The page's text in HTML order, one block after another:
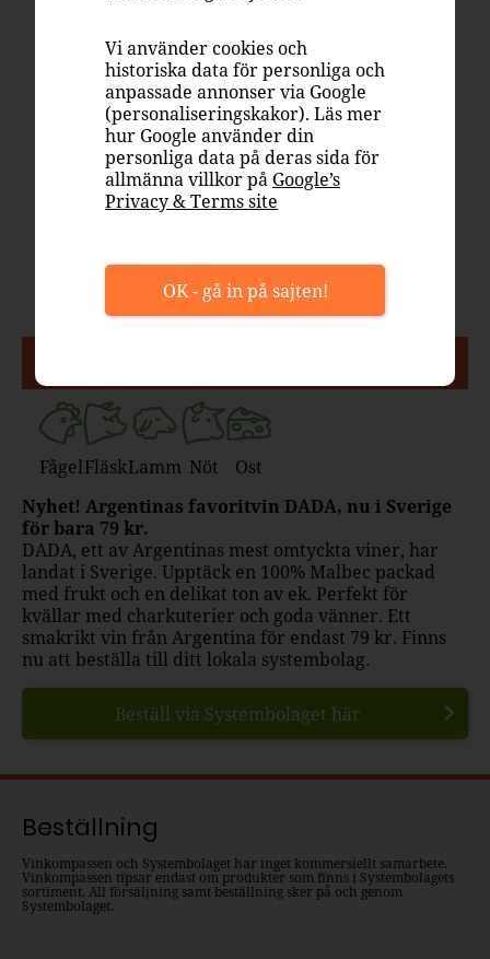
DADÁ #391
Flaska, 750 ml
Systembolaget
7076201
FågelFläskLamm Nöt
Ost
Nyhet! Argentinas favoritvin DADA, nu i Sverige
för bara 79 kr.
DADA, ett av Argentinas mest omtyckta viner, har
landat i Sverige. Upptäck en 100% Malbec packad
med frukt och en delikat ton av ek. Perfekt för
kvällar med charkuterier och goda vänner. Ett
smakrikt vin från Argentina för endast 79 kr. Finns
nu att beställa till ditt lokala systembolag.
Beställ via Systembolaget här
Beställning
Vinkompassen och Systembolaget har inget kommersiellt samarbete.
Vinkompassen tipsar endast om produkter som finns i Systembolagets
sortiment. All försäljning samt beställning sker på och genom
Systembolaget.
Vi använder cookies och
historiska data för personliga och
anpassade annonser via Google
(personaliseringskakor). Läs mer
hur Google använder din
personliga data på deras sida för
allmänna villkor på Google’s
Privacy & Terms site
OK - gå in på sajten!